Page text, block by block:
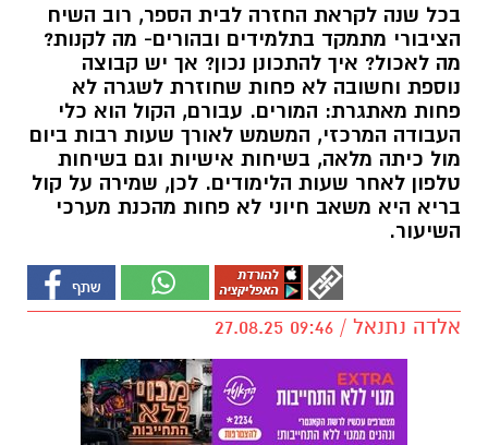
בכל שנה לקראת החזרה לבית הספר, רוב השיח
הציבורי מתמקד בתלמידים ובהורים- מה לקנות?
מה לאכול? איך להתכונן נכון? אך יש קבוצה
נוספת וחשובה לא פחות שחוזרת לשגרה לא
פחות מאתגרת: המורים. עבורם, הקול הוא כלי
העבודה המרכזי, המשמש לאורך שעות רבות ביום
מול כיתה מלאה, בשיחות אישיות וגם בשיחות
טלפון לאחר שעות הלימודים. לכן, שמירה על קול
בריא היא משאב חיוני לא פחות מהכנת מערכי
השיעור.
אלדה נתנאל / 09:46 27.08.25